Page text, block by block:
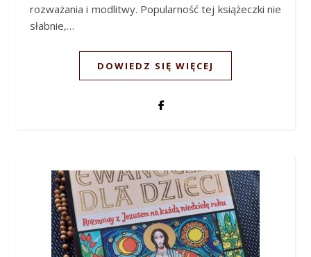
rozważania i modlitwy. Popularność tej książeczki nie
słabnie,…
DOWIEDZ SIĘ WIĘCEJ